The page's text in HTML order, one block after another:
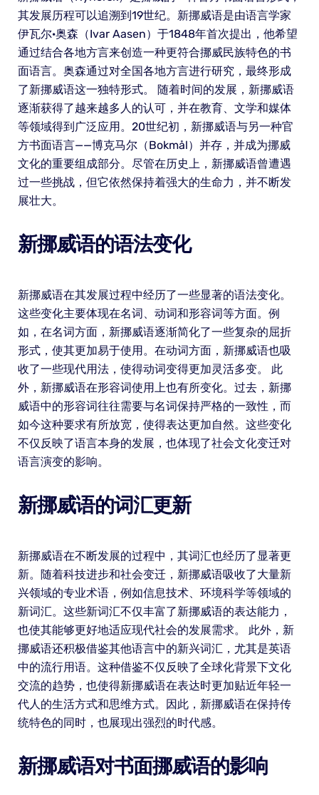
其发展历程可以追溯到19世纪。新挪威语是由语言学家
伊瓦尔·奥森（Ivar Aasen）于1848年首次提出，他希望
通过结合各地方言来创造一种更符合挪威民族特色的书
面语言。奥森通过对全国各地方言进行研究，最终形成
了新挪威语这一独特形式。 随着时间的发展，新挪威语
逐渐获得了越来越多人的认可，并在教育、文学和媒体
等领域得到广泛应用。20世纪初，新挪威语与另一种官
方书面语言——博克马尔（Bokmål）并存，并成为挪威
文化的重要组成部分。尽管在历史上，新挪威语曾遭遇
过一些挑战，但它依然保持着强大的生命力，并不断发
展壮大。
新挪威语的语法变化
新挪威语在其发展过程中经历了一些显著的语法变化。
这些变化主要体现在名词、动词和形容词等方面。例
如，在名词方面，新挪威语逐渐简化了一些复杂的屈折
形式，使其更加易于使用。在动词方面，新挪威语也吸
收了一些现代用法，使得动词变得更加灵活多变。 此
外，新挪威语在形容词使用上也有所变化。过去，新挪
威语中的形容词往往需要与名词保持严格的一致性，而
如今这种要求有所放宽，使得表达更加自然。这些变化
不仅反映了语言本身的发展，也体现了社会文化变迁对
语言演变的影响。
新挪威语的词汇更新
新挪威语在不断发展的过程中，其词汇也经历了显著更
新。随着科技进步和社会变迁，新挪威语吸收了大量新
兴领域的专业术语，例如信息技术、环境科学等领域的
新词汇。这些新词汇不仅丰富了新挪威语的表达能力，
也使其能够更好地适应现代社会的发展需求。 此外，新
挪威语还积极借鉴其他语言中的新兴词汇，尤其是英语
中的流行用语。这种借鉴不仅反映了全球化背景下文化
交流的趋势，也使得新挪威语在表达时更加贴近年轻一
代人的生活方式和思维方式。因此，新挪威语在保持传
统特色的同时，也展现出强烈的时代感。
新挪威语对书面挪威语的影响